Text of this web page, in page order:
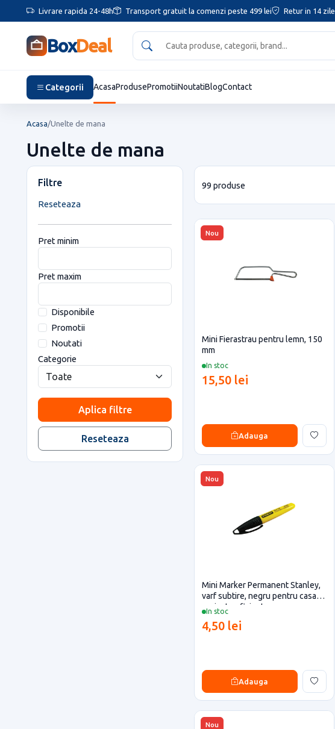
Livrare rapida 24-48h Transport gratuit la comenzi peste 499 lei Retur in 14 zile
BoxDeal
Categorii AcasaProdusePromotiiNoutatiBlogContact
Acasa/Unelte de mana
Unelte de mana
Filtre
Reseteaza
Pret minim
Pret maxim
Disponibile
Promotii
Noutati
Categorie
Aplica filtre
Reseteaza
99 produse
Nou
In stoc
Mini Fierastrau pentru lemn, 150
mm
15,50 lei
Adauga
Nou
In stoc
Mini Marker Permanent Stanley,
varf subtire, negru pentru casa si
proiecte eficiente
4,50 lei
Adauga
Nou